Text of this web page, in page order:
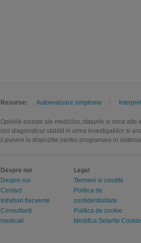
Resurse: Autoevaluare simptome
Opiniile avizate ale medicilor, sfaturile si orice
nici diagnosticul stabilit in urma investigatiilor si
ii punem la dispozitie pentru programare in
Despre noi
Despre noi
Contact
Intrebari frecvente
Consultanti
medicali
Legal
Termeni si conditii
Politica de
confidentialitate
Politica de cookie
Modifica Setarile Cookie